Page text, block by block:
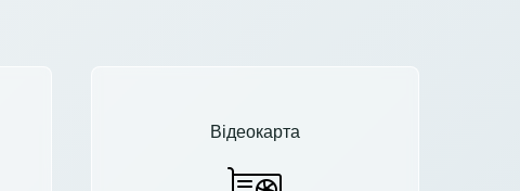
Відеокарта